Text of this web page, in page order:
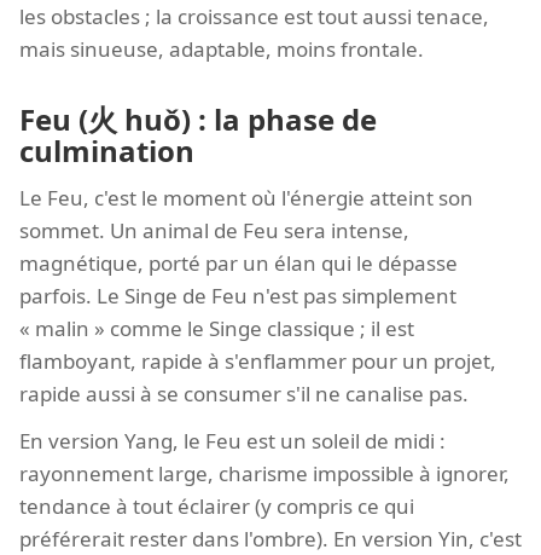
les obstacles ; la croissance est tout aussi tenace,
mais sinueuse, adaptable, moins frontale.
Feu (火 huǒ) : la phase de
culmination
Le Feu, c'est le moment où l'énergie atteint son
sommet. Un animal de Feu sera intense,
magnétique, porté par un élan qui le dépasse
parfois. Le Singe de Feu n'est pas simplement
« malin » comme le Singe classique ; il est
flamboyant, rapide à s'enflammer pour un projet,
rapide aussi à se consumer s'il ne canalise pas.
En version Yang, le Feu est un soleil de midi :
rayonnement large, charisme impossible à ignorer,
tendance à tout éclairer (y compris ce qui
préférerait rester dans l'ombre). En version Yin, c'est